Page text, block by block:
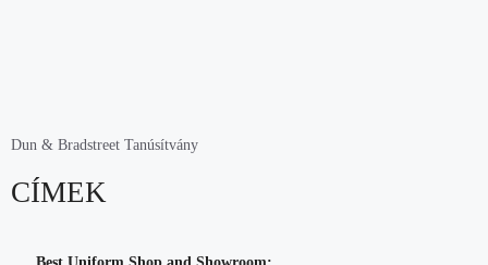
Dun & Bradstreet Tanúsítvány
CÍMEK